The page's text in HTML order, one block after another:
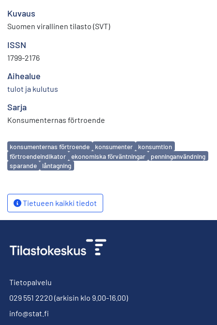
Kuvaus
Suomen virallinen tilasto (SVT)
ISSN
1799-2176
Aihealue
tulot ja kulutus
Sarja
Konsumenternas förtroende
Avainsanat
konsumenternas förtroende konsumenter
konsumtion
förtroendeindikator
ekonomiska förväntningar
penninganvändning
sparande
låntagning
Tietueen kaikki tiedot
Tietopalvelu
029 551 2220 (arkisin klo 9.00-16.00)
info@stat.fi